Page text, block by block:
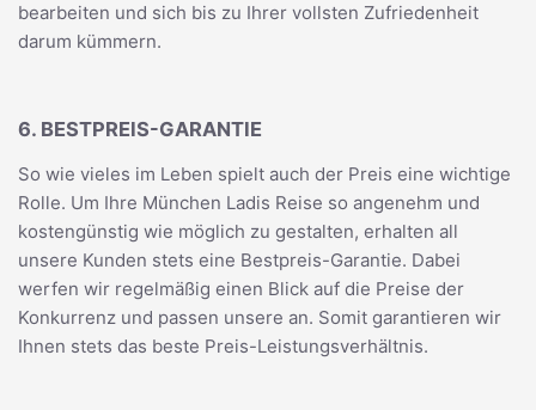
bearbeiten und sich bis zu Ihrer vollsten Zufriedenheit
darum kümmern.
6. BESTPREIS-GARANTIE
So wie vieles im Leben spielt auch der Preis eine wichtige
Rolle. Um Ihre München Ladis Reise so angenehm und
kostengünstig wie möglich zu gestalten, erhalten all
unsere Kunden stets eine Bestpreis-Garantie. Dabei
werfen wir regelmäßig einen Blick auf die Preise der
Konkurrenz und passen unsere an. Somit garantieren wir
Ihnen stets das beste Preis-Leistungsverhältnis.